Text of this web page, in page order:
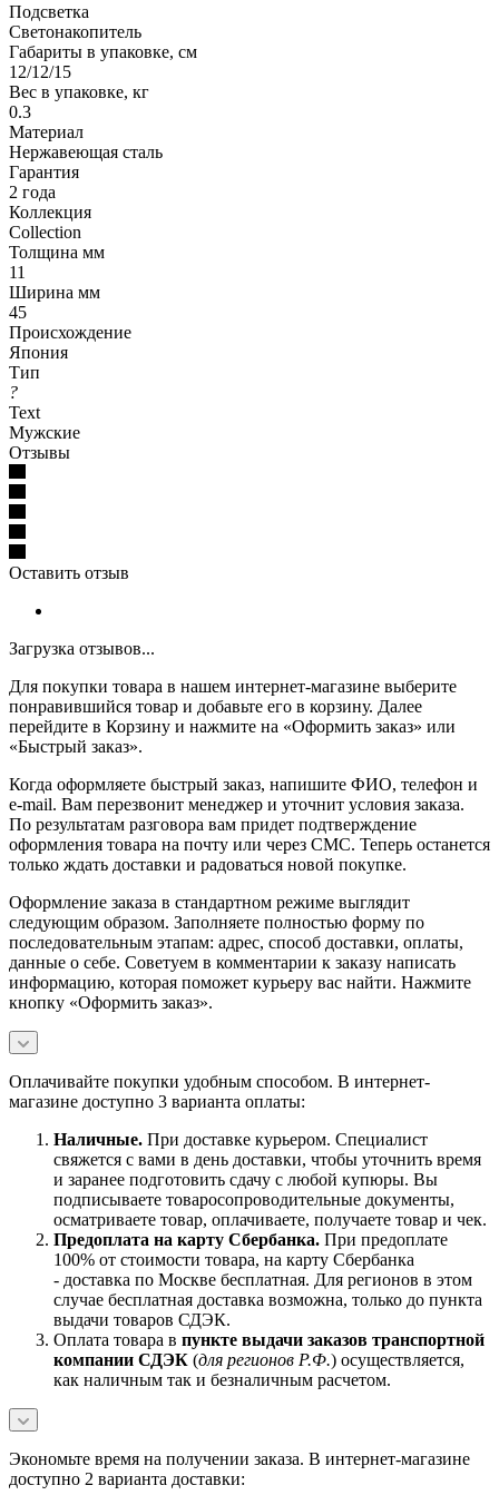
Подсветка
Светонакопитель
Габариты в упаковке, см
12/12/15
Вес в упаковке, кг
0.3
Материал
Нержавеющая сталь
Гарантия
2 года
Коллекция
Collection
Толщина мм
11
Ширина мм
45
Происхождение
Япония
Тип
?
Text
Мужские
Отзывы
Оставить отзыв
Загрузка отзывов...
Для покупки товара в нашем интернет-магазине выберите
понравившийся товар и добавьте его в корзину. Далее
перейдите в Корзину и нажмите на «Оформить заказ» или
«Быстрый заказ».
Когда оформляете быстрый заказ, напишите ФИО, телефон и
e-mail. Вам перезвонит менеджер и уточнит условия заказа.
По результатам разговора вам придет подтверждение
оформления товара на почту или через СМС. Теперь останется
только ждать доставки и радоваться новой покупке.
Оформление заказа в стандартном режиме выглядит
следующим образом. Заполняете полностью форму по
последовательным этапам: адрес, способ доставки, оплаты,
данные о себе. Советуем в комментарии к заказу написать
информацию, которая поможет курьеру вас найти. Нажмите
кнопку «Оформить заказ».
Оплачивайте покупки удобным способом. В интернет-
магазине доступно 3 варианта оплаты:
Наличные. При доставке курьером. Специалист
свяжется с вами в день доставки, чтобы уточнить время
и заранее подготовить сдачу с любой купюры. Вы
подписываете товаросопроводительные документы,
осматриваете товар, оплачиваете, получаете товар и чек.
Предоплата на карту Сбербанка. При предоплате
100% от стоимости товара, на карту Сбербанка
- доставка по Москве бесплатная. Для регионов в этом
случае бесплатная доставка возможна, только до пункта
выдачи товаров СДЭК.
Оплата товара в пункте выдачи заказов транспортной
компании СДЭК (для регионов Р.Ф.) осуществляется,
как наличным так и безналичным расчетом.
Экономьте время на получении заказа. В интернет-магазине
доступно 2 варианта доставки: